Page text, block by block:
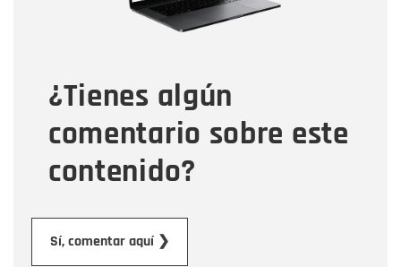
¿Tienes algún
comentario sobre este
contenido?
Sí, comentar aquí ❯
Tipo de comentario
Mensaje